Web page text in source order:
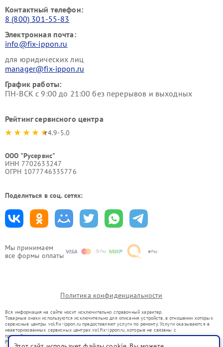
Мы принимаем
все формы оплаты
Контактный телефон:
8 (800) 301-55-83
Электронная почта:
info@fix-ippon.ru
для юридических лиц
manager@fix-ippon.ru
График работы:
ПН-ВСК с 9:00 до 21:00 без перерывов и выходных
Рейтинг сервисного центра
4.9-5.0
ООО "Русервис"
ИНН 7702633247
ОГРН 1077746335776
Поделиться в соц. сетях:
Политика конфиденциальности
Вся информация на сайте носит исключительно справочный характер.
Товарные знаки используются исключительно для описания устройств, в отношении которых
сервисные центры vol.fix-ippon.ru предоставляют услуги по ремонту. Услуги оказываются в
неавторизованных сервисных центрах vol.fix-ippon.ru, которые не связаны с
правообладателями товарных знаков или их официальными представителями.
Ремонт осуществляется для устройств, уже введенных в гражданский оборот в соответствии